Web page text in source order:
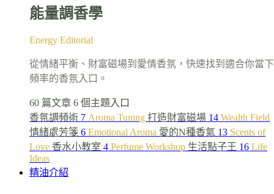
能量調香學
Energy Editorial
從情緒平衡、財富磁場到愛情香氛，快速找到適合你當下
頻率的香氛入口。
60 篇文章 6 個主題入口
香氛調頻術 7 Aroma Tuning 打造財富磁場 14 Wealth Field
情緒處芳箋 6 Emotional Aroma 愛的N種香氣 13 Scents of
Love 香水小教室 4 Perfume Workshop 生活點子王 16 Life
Ideas
精油介紹